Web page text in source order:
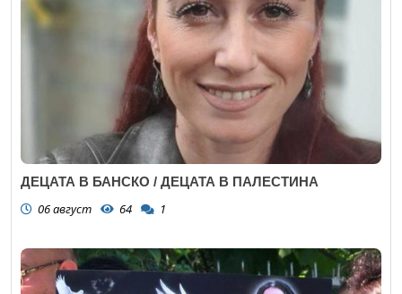
ДЕЦАТА В БАНСКО / ДЕЦАТА В ПАЛЕСТИНА
06 август 64 1